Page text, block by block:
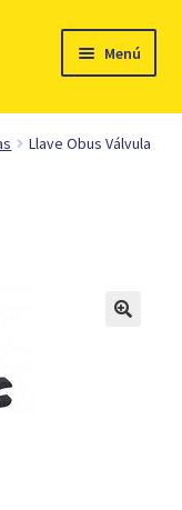
Menú
Llave Obus Válvula